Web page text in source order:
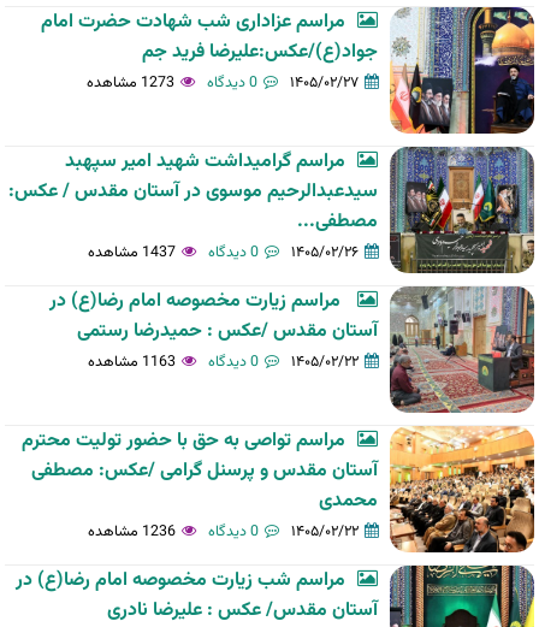
مراسم عزاداری شب شهادت حضرت امام
جواد(ع)/عکس:علیرضا فرید جم
۱۴۰۵/۰۲/۲۷ 0 دیدگاه 1273 مشاهده
مراسم گرامیداشت شهید امیر سپهبد
سیدعبدالرحیم موسوی در آستان مقدس / عکس:
مصطفی...
۱۴۰۵/۰۲/۲۶ 0 دیدگاه 1437 مشاهده
مراسم زیارت مخصوصه امام رضا(ع) در
آستان مقدس /عکس : حمیدرضا رستمی
۱۴۰۵/۰۲/۲۲ 0 دیدگاه 1163 مشاهده
مراسم تواصی به حق با حضور تولیت محترم
آستان مقدس و پرسنل گرامی /عکس: مصطفی
محمدی
۱۴۰۵/۰۲/۲۲ 0 دیدگاه 1236 مشاهده
مراسم شب زیارت مخصوصه امام رضا(ع) در
آستان مقدس/ عکس : علیرضا نادری